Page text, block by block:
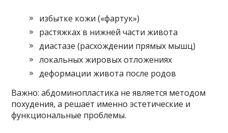
избытке кожи («фартук»)
растяжках в нижней части живота
диастазе (расхождении прямых мышц)
локальных жировых отложениях
деформации живота после родов
Важно: абдоминопластика не является методом
похудения, а решает именно эстетические и
функциональные проблемы.